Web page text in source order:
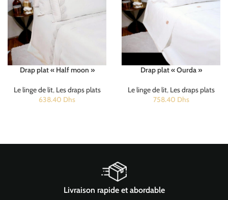
Drap plat « Half moon »
Le linge de lit, Les draps plats
638.40 Dhs
Drap plat « Ourda »
Le linge de lit, Les draps plats
758.40 Dhs
Livraison rapide et abordable